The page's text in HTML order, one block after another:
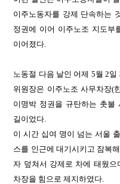
이주노동자를 강제 단속하는
정권에 이어 이주노조 지도부
이어졌다.
노동절 다음 날인 어제 5월 2
위원장은 이주노조 사무차장(
이명박 정권을 규탄하는 촛불
길이었다.
이 시간 십여 명이 넘는 서울
스를 인근에 대기시키고 잠복
자 덮쳐서 강제로 차에 태웠
차장을 힘으로 제지하였다.